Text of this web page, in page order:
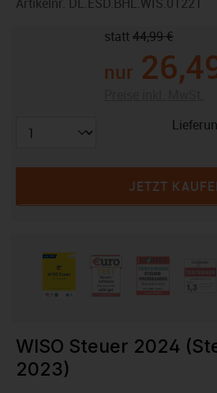
nur
statt44,99 €
JETZT
WISO Steuer 2024
2023)